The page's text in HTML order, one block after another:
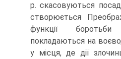
р. скасовуються
створюється
функції
покладаються на
у місця, де дії